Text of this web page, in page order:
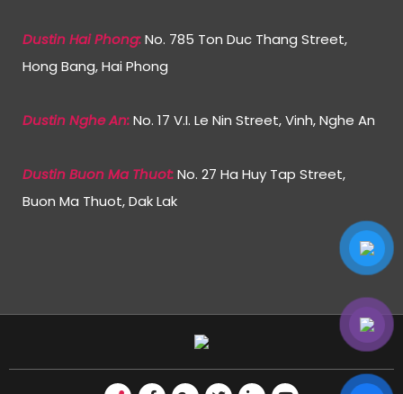
Dustin Hai Phong:No. 785 Ton Duc Thang Street,
Hong Bang, Hai Phong
Dustin Nghe An:No. 17 V.I. Le Nin Street, Vinh, Nghe An
Dustin Buon Ma Thuot:No. 27 Ha Huy Tap Street,
Buon Ma Thuot, Dak Lak